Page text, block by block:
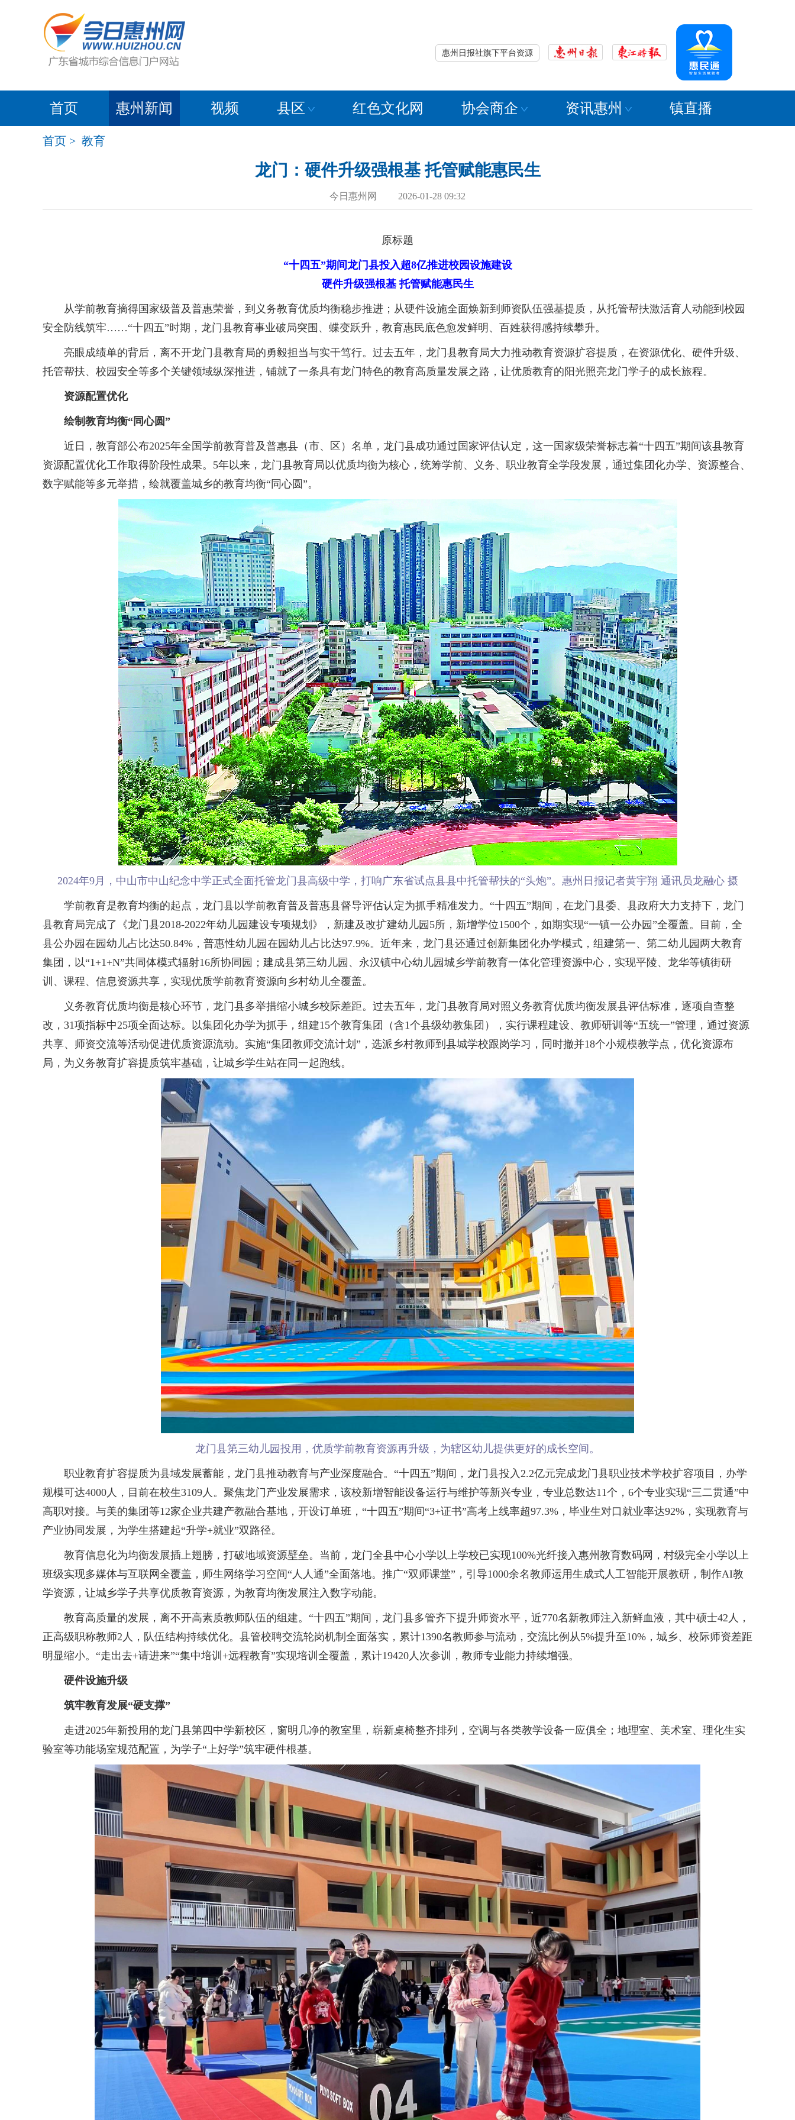
惠州日报社旗下平台资源
首页 惠州新闻 视频 县区 红色文化网 协会商企 资讯惠州 镇直播
首页 > 教育
龙门：硬件升级强根基 托管赋能惠民生
今日惠州网 2026-01-28 09:32
原标题
“十四五”期间龙门县投入超8亿推进校园设施建设
硬件升级强根基 托管赋能惠民生
从学前教育摘得国家级普及普惠荣誉，到义务教育优质均衡稳步推进；从硬件设施全面焕新到师资队伍强基提质，从托管帮扶激活育人动能到校园
安全防线筑牢……“十四五”时期，龙门县教育事业破局突围、蝶变跃升，教育惠民底色愈发鲜明、百姓获得感持续攀升。
亮眼成绩单的背后，离不开龙门县教育局的勇毅担当与实干笃行。过去五年，龙门县教育局大力推动教育资源扩容提质，在资源优化、硬件升级、
托管帮扶、校园安全等多个关键领域纵深推进，铺就了一条具有龙门特色的教育高质量发展之路，让优质教育的阳光照亮龙门学子的成长旅程。
资源配置优化
绘制教育均衡“同心圆”
近日，教育部公布2025年全国学前教育普及普惠县（市、区）名单，龙门县成功通过国家评估认定，这一国家级荣誉标志着“十四五”期间该县教育
资源配置优化工作取得阶段性成果。5年以来，龙门县教育局以优质均衡为核心，统筹学前、义务、职业教育全学段发展，通过集团化办学、资源整合、
数字赋能等多元举措，绘就覆盖城乡的教育均衡“同心圆”。
2024年9月，中山市中山纪念中学正式全面托管龙门县高级中学，打响广东省试点县县中托管帮扶的“头炮”。惠州日报记者黄宇翔 通讯员龙融心 摄
学前教育是教育均衡的起点，龙门县以学前教育普及普惠县督导评估认定为抓手精准发力。“十四五”期间，在龙门县委、县政府大力支持下，龙门
县教育局完成了《龙门县2018-2022年幼儿园建设专项规划》，新建及改扩建幼儿园5所，新增学位1500个，如期实现“一镇一公办园”全覆盖。目前，全
县公办园在园幼儿占比达50.84%，普惠性幼儿园在园幼儿占比达97.9%。近年来，龙门县还通过创新集团化办学模式，组建第一、第二幼儿园两大教育
集团，以“1+1+N”共同体模式辐射16所协同园；建成县第三幼儿园、永汉镇中心幼儿园城乡学前教育一体化管理资源中心，实现平陵、龙华等镇街研
训、课程、信息资源共享，实现优质学前教育资源向乡村幼儿全覆盖。
义务教育优质均衡是核心环节，龙门县多举措缩小城乡校际差距。过去五年，龙门县教育局对照义务教育优质均衡发展县评估标准，逐项自查整
改，31项指标中25项全面达标。以集团化办学为抓手，组建15个教育集团（含1个县级幼教集团），实行课程建设、教师研训等“五统一”管理，通过资源
共享、师资交流等活动促进优质资源流动。实施“集团教师交流计划”，选派乡村教师到县城学校跟岗学习，同时撤并18个小规模教学点，优化资源布
局，为义务教育扩容提质筑牢基础，让城乡学生站在同一起跑线。
龙门县第三幼儿园投用，优质学前教育资源再升级，为辖区幼儿提供更好的成长空间。
职业教育扩容提质为县域发展蓄能，龙门县推动教育与产业深度融合。“十四五”期间，龙门县投入2.2亿元完成龙门县职业技术学校扩容项目，办学
规模可达4000人，目前在校生3109人。聚焦龙门产业发展需求，该校新增智能设备运行与维护等新兴专业，专业总数达11个，6个专业实现“三二贯通”中
高职对接。与美的集团等12家企业共建产教融合基地，开设订单班，“十四五”期间“3+证书”高考上线率超97.3%，毕业生对口就业率达92%，实现教育与
产业协同发展，为学生搭建起“升学+就业”双路径。
教育信息化为均衡发展插上翅膀，打破地域资源壁垒。当前，龙门全县中心小学以上学校已实现100%光纤接入惠州教育数码网，村级完全小学以上
班级实现多媒体与互联网全覆盖，师生网络学习空间“人人通”全面落地。推广“双师课堂”，引导1000余名教师运用生成式人工智能开展教研，制作AI教
学资源，让城乡学子共享优质教育资源，为教育均衡发展注入数字动能。
教育高质量的发展，离不开高素质教师队伍的组建。“十四五”期间，龙门县多管齐下提升师资水平，近770名新教师注入新鲜血液，其中硕士42人，
正高级职称教师2人，队伍结构持续优化。县管校聘交流轮岗机制全面落实，累计1390名教师参与流动，交流比例从5%提升至10%，城乡、校际师资差距
明显缩小。“走出去+请进来”“集中培训+远程教育”实现培训全覆盖，累计19420人次参训，教师专业能力持续增强。
硬件设施升级
筑牢教育发展“硬支撑”
走进2025年新投用的龙门县第四中学新校区，窗明几净的教室里，崭新桌椅整齐排列，空调与各类教学设备一应俱全；地理室、美术室、理化生实
验室等功能场室规范配置，为学子“上好学”筑牢硬件根基。